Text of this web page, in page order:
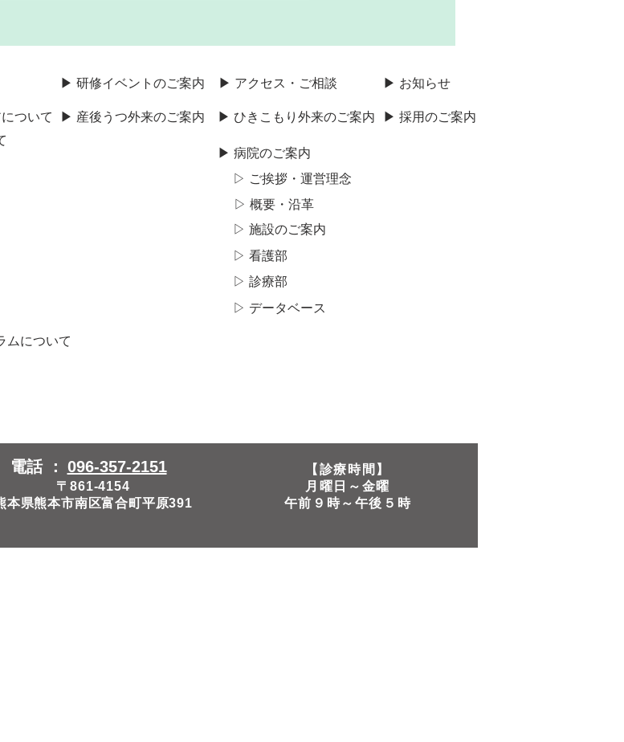
ついて
▶ 研修イベントのご案内
ムについて
▶ 産後うつ外来のご案内
▶ アクセス・ご相談
▶ ひきこもり外来のご案内
▶ 病院のご案内
▷ ご挨拶・運営理念
▷ 概要・沿革
▷ 施設のご案内
▷ 看護部
▷ 診療部
▷ データベース
▶ お知らせ
▶ 採用のご案内
電話 ： 096-357-2151
〒861-4154
本県熊本市南区富合町平原391
【診療時間】
月曜日～金曜​
午前９時～午後５時